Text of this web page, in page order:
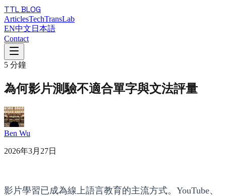
TTL BLOG
ArticlesTechTransLab
EN中文 日本語
Contact
5 分鐘
為何影片測驗不適合單字與文法評量
Ben Wu
2026年3月27日
影片學習已成為線上語言教育的主流方式。YouTube、